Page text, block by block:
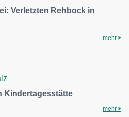
Verletzten Rehbock in
mehr
Kindertagesstätte
mehr